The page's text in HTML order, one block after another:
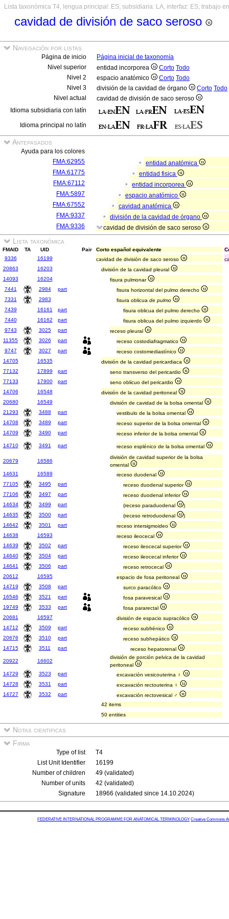
Lista taxonómica T4, lengua principal: ES, subsidiaria: LA, interfaz: ES, trabajo
cavidad de división de saco seroso
Navegación por listas
Página de inicio
Página inicial de taxonomía
Nivel superior
entidad incorporea Corto Todo
Nivel 2
espacio anatómico Corto Todo
Nivel 3
división de la cavidad de órgano Corto Todo
Nivel actual
cavidad de división de saco seroso
Idioma subsidiaria con latín
Idioma principal no latín
Antepasados
Ayuda para los colores
FMA:62955
entidad anatómica
FMA:61775
entidad fisica
FMA:67112
entidad incorporea
FMA:5897
espacio anatómico
FMA:67552
cavidad anatómica
FMA:9337
división de la cavidad de órgano
FMA:9336
cavidad de división de saco seroso
Lista taxonómica
FMAID TA UID Pair Corto español equivalente
9336
16199 cavidad de división de saco seroso
20863
16203
división de la cavidad pleural
14093
16204
fisura pulmonar
7441
2984 part
fisura horizontal del pulmo derecho
7331
2983 fisura oblicua de pulmo
7439
16161 part
fisura oblicua del pulmo derecho
7440
16162 part
fisura oblicua del pulmo izquierdo
9743
3025 part
receso pleural
11355
3026 part
receso costodiafragmatico
9747
3027 part
receso costomediastínico
14705
16535
división de la cavidad pericardiaca
77132
17899 part
seno transverso del pericardio
77133
17900 part
seno oblicuo del pericardio
14706
16548
división de la cavidad peritoneal
20680
16549
división de cavidad de la bolsa omental
21293
3488 part
vestibulo de la bolsa omental
14708
3489 part
receso superior de la bolsa omental
14709
3490 part receso inferior de la bolsa omental
14710 3491 part receso esplénico de la bolsa omental
20679 16586
división de cavidad superior de la bolsa
omental
14631
16589
receso duodenal
77105
3495 part
receso duodenal superior
77106
3497 part
receso duodenal inferior
14634
3499 part (receso paraduodenal
)
14635
3500 part (receso retroduodenal
)
14642
3501 part
receso intersigmoideo
14638
16593
receso ileocecal
14639
3502 part
receso ileocecal superior
14640
3504 part
receso ileocecal inferior
14641
3506 part
receso retrocecal
20612
16595
espacio de fosa peritoneal
14719
3508 part
surco paracólico
16546
3521 part
fosa paravesical
19749
3533 part
fosa pararectal
20681
16597
división de espacio supracólico
14712
3509 part
receso subfrénico
20676
3510 part
receso subhepático
14715
3511 part receso hepatorenal
20922 16602
división de porción pelvica de la cavidad
peritoneal
14729
3523 part
excavación vesicouterina ♀
14728
3531 part
excavación rectouterina ♀
14727
3532 part
excavación rectovesical ♂
42 items
50 entities
Notas cientificas
Firma
Type of list
T4
List Unit Identifier
16199
Number of children
49 (validated)
Number of units
42 (validated)
Signature
18966 (validated since 14.10.2024)
FEDERATIVE INTERNATIONAL PROGRAMME FOR ANATOMICAL TERMINOLOGY Creative Commons